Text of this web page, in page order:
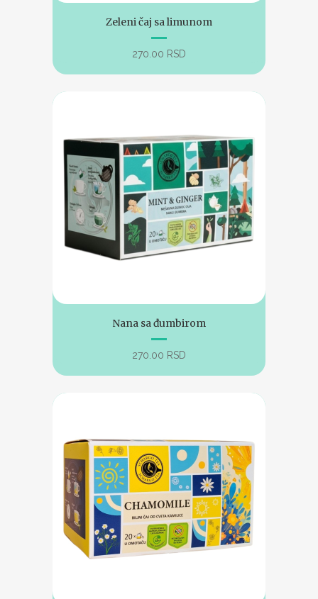
Zeleni čaj sa limunom
270.00 RSD
Nana sa đumbirom
270.00 RSD